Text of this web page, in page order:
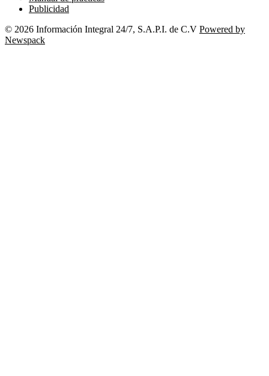
Publicidad
© 2026 Información Integral 24/7, S.A.P.I. de C.V Powered by
Newspack